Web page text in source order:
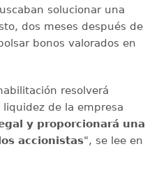
solucionar una
dos meses después de
bonos valorados en
resolverá
de la empresa
y proporcionará una
accionistas", se lee en